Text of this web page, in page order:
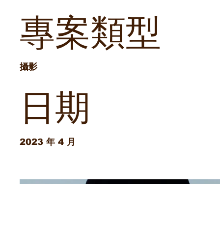
專案類型
攝影
日期
2023 年 4 月